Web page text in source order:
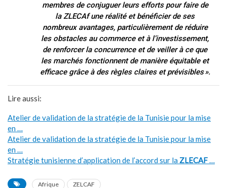
membres de conjuguer leurs efforts pour faire de
la ZLECAf une réalité et bénéficier de ses
nombreux avantages, particulièrement de réduire
les obstacles au commerce et à l’investissement,
de renforcer la concurrence et de veiller à ce que
les marchés fonctionnent de manière équitable et
efficace grâce à des règles claires et prévisibles ».
Lire aussi:
Atelier de validation de la stratégie de la Tunisie pour la mise
en …
Atelier de validation de la stratégie de la Tunisie pour la mise
en …
Stratégie tunisienne d’application de l’accord sur laZLECAF…
Afrique ZELCAF